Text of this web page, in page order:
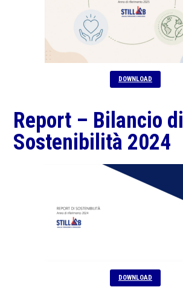
DOWNLOAD
Report – Bilancio di
Sostenibilità 2024
DOWNLOAD